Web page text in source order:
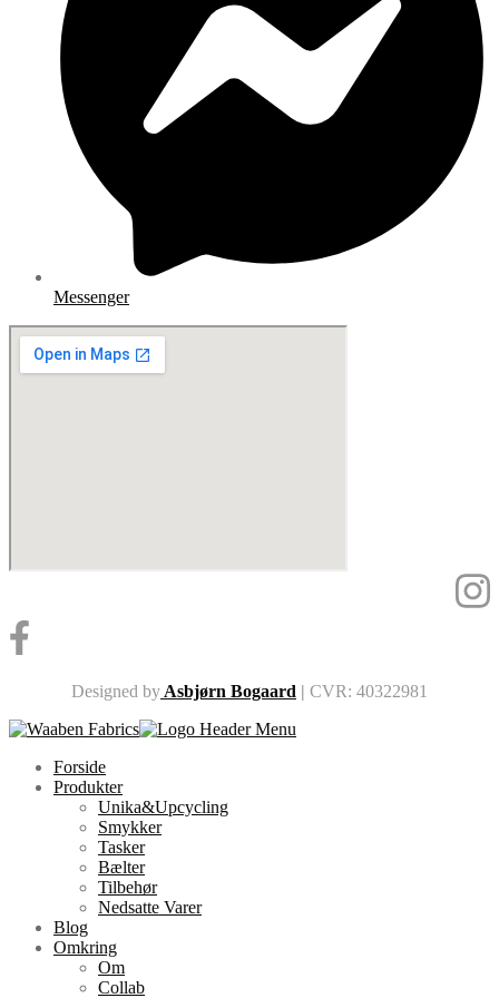
Messenger
Designed by Asbjørn Bogaard | CVR: 40322981
Forside
Produkter
Unika&Upcycling
Smykker
Tasker
Bælter
Tilbehør
Nedsatte Varer
Blog
Omkring
Om
Collab